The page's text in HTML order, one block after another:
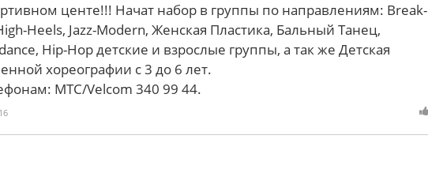
центе!!! Начат набор в группы по направлениям: Break-
Heels, Jazz-Modern, Женская Пластика, Бальный Танец,
Hip-Hop детские и взрослые группы, а так же Детская
хореографии с 3 до 6 лет.
МТС/Velcom 340 99 44.